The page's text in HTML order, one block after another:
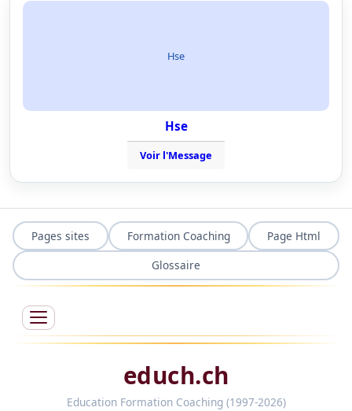
Hse
Hse
Voir l'Message
Pages sites Formation Coaching
Page Html
Glossaire
educh.ch
Education Formation Coaching (1997-2026)